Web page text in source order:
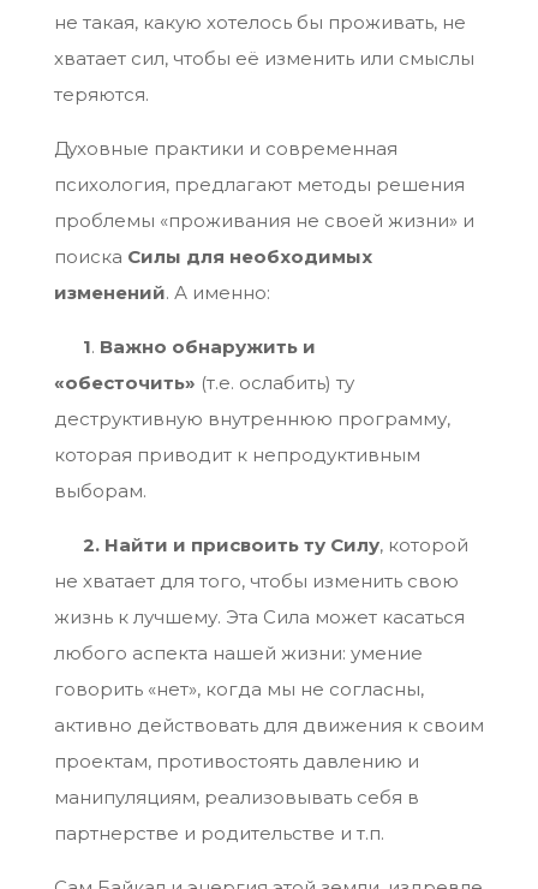
не такая, какую хотелось бы проживать, не
хватает сил, чтобы её изменить или смыслы
теряются.
Духовные практики и современная
психология, предлагают методы решения
проблемы «проживания не своей жизни» и
поиска Силы для необходимых
изменений. А именно:
1. Важно обнаружить и
«обесточить» (т.е. ослабить) ту
деструктивную внутреннюю программу,
которая приводит к непродуктивным
выборам.
2. Найти и присвоить ту Силу, которой
не хватает для того, чтобы изменить свою
жизнь к лучшему. Эта Сила может касаться
любого аспекта нашей жизни: умение
говорить «нет», когда мы не согласны,
активно действовать для движения к своим
проектам, противостоять давлению и
манипуляциям, реализовывать себя в
партнерстве и родительстве и т.п.